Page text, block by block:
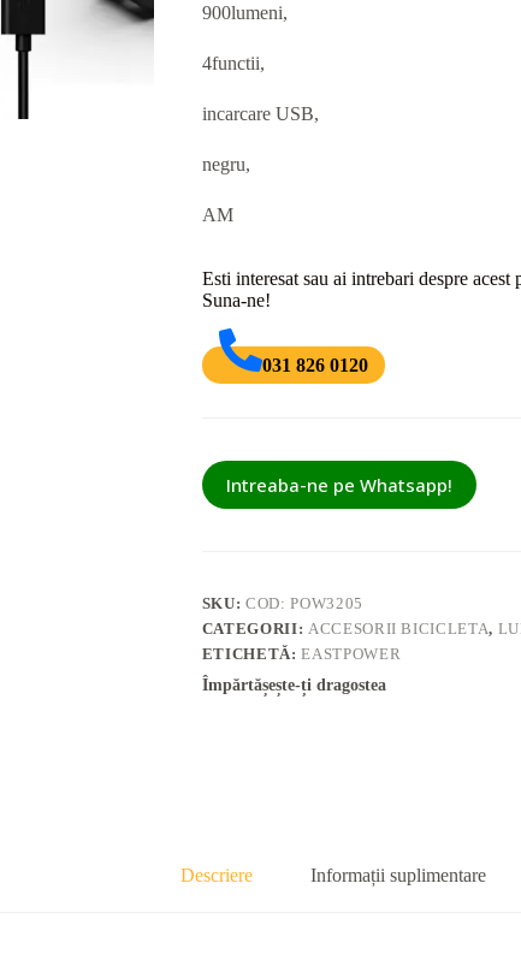
900lumeni,
4functii,
incarcare USB,
negru,
AM
Esti interesat sau ai intrebari despre acest
Suna-ne!
031 826 0120
Intreaba-ne pe Whatsapp!
SKU:COD: POW3205
CATEGORII: ACCESORII BICICLETA,
ETICHETĂ:EASTPOWER
Împărtășește-ți dragostea
Descriere Informații suplimentare